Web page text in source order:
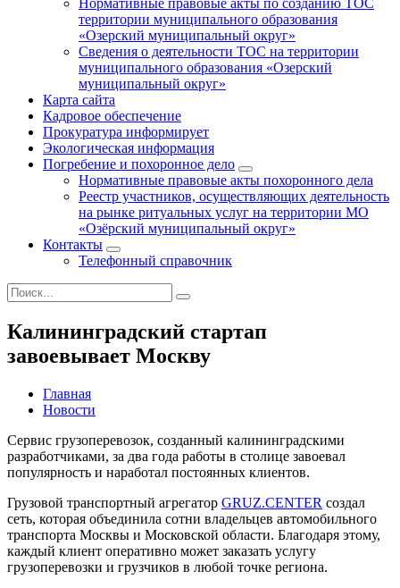
Нормативные правовые акты по созданию ТОС
территории муниципального образования
«Озерский муниципальный округ»
Сведения о деятельности ТОС на территории
муниципального образования «Озерский
муниципальный округ»
Карта сайта
Кадровое обеспечение
Прокуратура информирует
Экологическая информация
Погребение и похоронное дело
Нормативные правовые акты похоронного дела
Реестр участников, осуществляющих деятельность
на рынке ритуальных услуг на территории МО
«Озёрский муниципальный округ»
Контакты
Телефонный справочник
Калининградский стартап
завоевывает Москву
Главная
Новости
Сервис грузоперевозок, созданный калининградскими
разработчиками, за два года работы в столице завоевал
популярность и наработал постоянных клиентов.
Грузовой транспортный агрегатор GRUZ.CENTER создал
сеть, которая объединила сотни владельцев автомобильного
транспорта Москвы и Московской области. Благодаря этому,
каждый клиент оперативно может заказать услугу
грузоперевозки и грузчиков в любой точке региона.